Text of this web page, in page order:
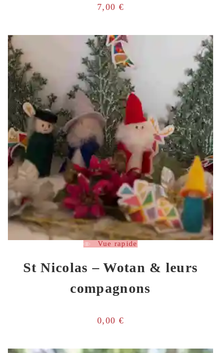
7,00 €
Vue rapide
St Nicolas – Wotan & leurs
compagnons
0,00 €